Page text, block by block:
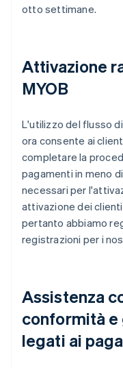
otto settimane.
Attivazione
MYOB
L'utilizzo del flusso
ora consente ai
completare la
pagamenti in meno
necessari per
attivazione dei
pertanto abbiamo
registrazioni per i
Assistenza
conformità
legati ai